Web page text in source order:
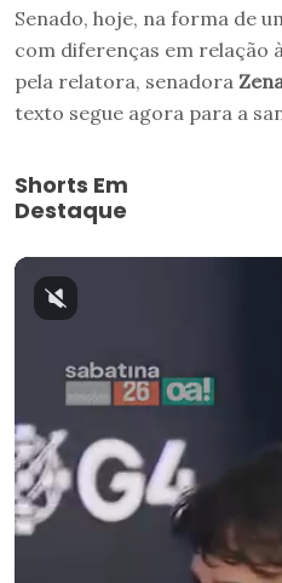
Senado, hoje, na forma de
com diferenças em relação
pela relatora, senadora
texto segue agora para a
Shorts Em
Destaque